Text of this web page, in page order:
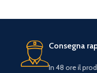
Consegna
In 48 ore il